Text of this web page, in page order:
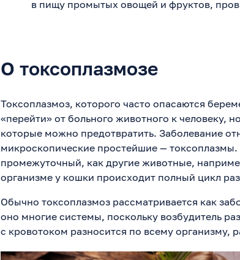
в пищу промытых овощей и фруктов,
О токсоплазмозе
Токсоплазмоз, которого часто опасаются
«перейти» от больного животного к человеку,
которые можно предотвратить. Заболевание
микроскопические простейшие —
промежуточный, как другие животные,
организме у кошки происходит полный цикл
Обычно токсоплазмоз рассматривается как
оно многие системы, поскольку возбудитель
с кровотоком разносится по всему организму,